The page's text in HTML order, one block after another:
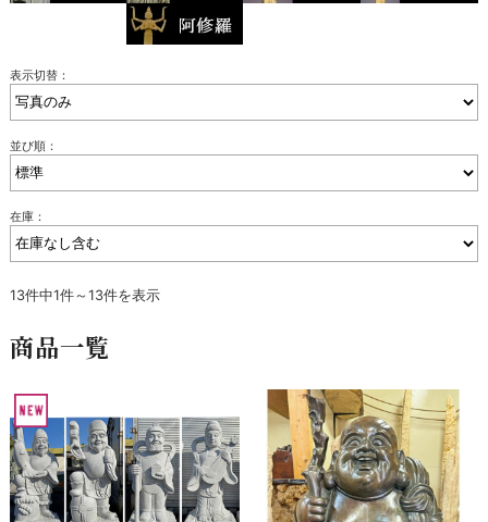
表示切替：
並び順：
在庫：
13件中1件～13件を表示
商品一覧